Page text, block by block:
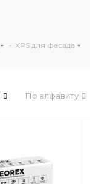
- XPS для фасада
По алфавиту